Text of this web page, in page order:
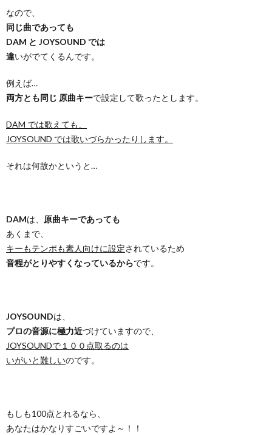
なので、
同じ曲であっても
DAM と JOYSOUND では
違いがでてくるんです。
例えば…
両方とも同じ 原曲キーで設定して歌ったとします。
DAM では歌えても、
JOYSOUND では歌いづらかったりします。
それは何故かというと…
DAMは、 原曲キーであっても
あくまで、
キーもテンポも素人向けに設定されているため
音程がとりやすくなっているからです。
JOYSOUNDは、
プロの音源に極力近づけていますので、
JOYSOUNDで１００点取るのは
いがいと難しいのです。
もしも100点とれるなら、
あなたはかなりすごいですよ～！！